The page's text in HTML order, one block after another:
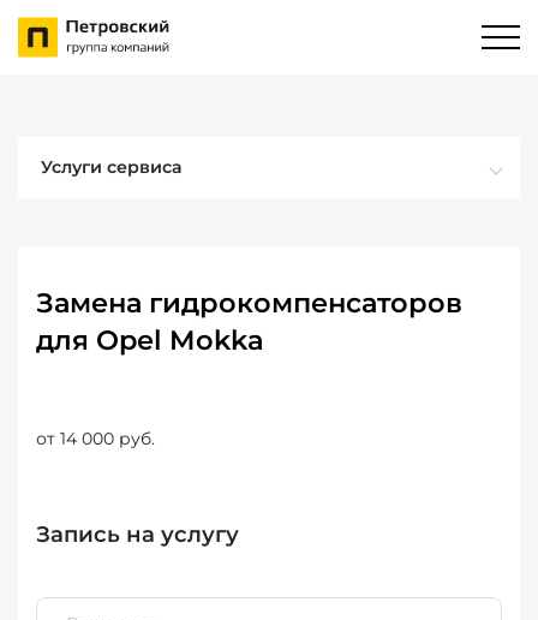
Услуги сервиса
Замена гидрокомпенсаторов
для Opel Mokka
от 14 000 руб.
Запись на услугу